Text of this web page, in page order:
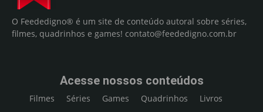
O Feededigno® é um site de conteúdo autoral sobre séries,
filmes, quadrinhos e games! contato@feededigno.com.br
Acesse nossos conteúdos
Filmes Séries Games Quadrinhos
Livros